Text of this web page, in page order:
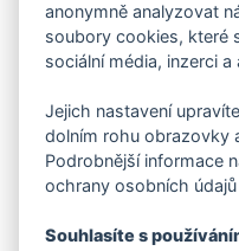
Aplikace
Chcete dostávat do
ankety, pozvánky
Více
anonymně analyzovat
soubory cookies, které
sociální média, inzerci a
Jejich nastavení
dolním rohu obrazovky
Podrobnější informace
ochrany osobních
Souhlasíte s